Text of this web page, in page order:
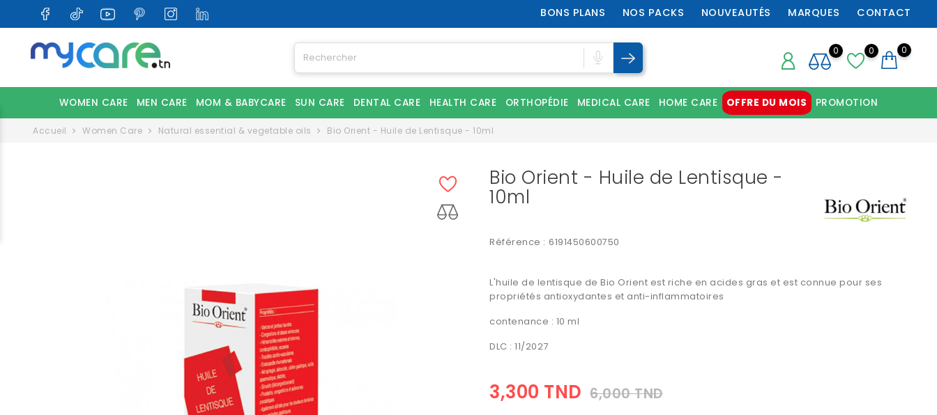
BONS PLANS NOS PACKS NOUVEAUTÉS MARQUES CONTACT
0 0
0
WOMEN CARE MEN CARE MOM & BABYCARE SUN CARE DENTAL CARE HEALTH CARE ORTHOPÉDIE MEDICAL CARE HOME CARE OFFRE DU MOIS PROMOTION
Accueil Women Care Natural essential & vegetable oils Bio Orient - Huile de Lentisque - 10ml
Bio Orient - Huile de Lentisque -
10ml
Référence : 6191450600750
L'huile de lentisque de Bio Orient est riche en acides gras et est connue pour ses
propriétés antioxydantes et anti-inflammatoires
contenance : 10 ml
DLC : 11/2027
3,300 TND 6,000 TND